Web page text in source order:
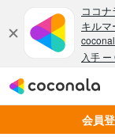
会員